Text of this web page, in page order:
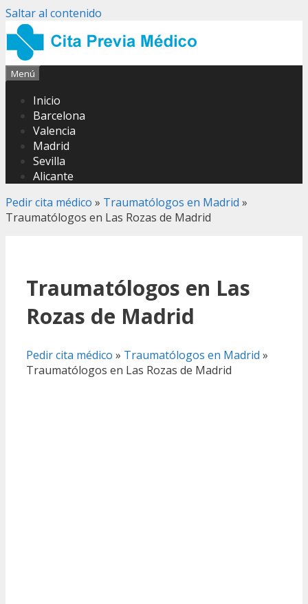
Saltar al contenido
Menú
Inicio
Barcelona
Valencia
Madrid
Sevilla
Alicante
Pedir cita médico » Traumatólogos en Madrid »
Traumatólogos en Las Rozas de Madrid
Traumatólogos en Las
Rozas de Madrid
Pedir cita médico » Traumatólogos en Madrid »
Traumatólogos en Las Rozas de Madrid